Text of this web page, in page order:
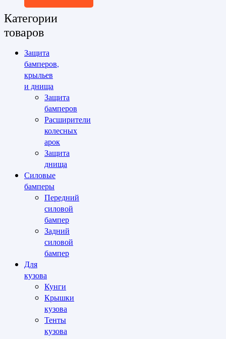
Категории
товаров
Защита
бамперов,
крыльев
и днища
Защита
бамперов
Расширители
колесных
арок
Защита
днища
Силовые
бамперы
Передний
силовой
бампер
Задний
силовой
бампер
Для
кузова
Кунги
Крышки
кузова
Тенты
кузова